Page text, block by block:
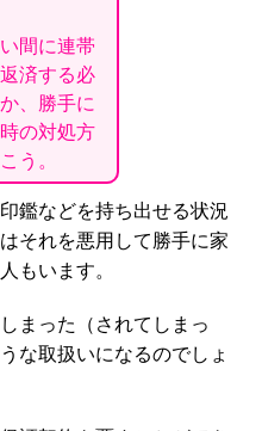
間に連帯
済する必
、勝手に
の対処方
う。
鑑などを持ち出せる状況
それを悪用して勝手に家
もいます。
まった（されてしまっ
な取扱いになるのでしょ